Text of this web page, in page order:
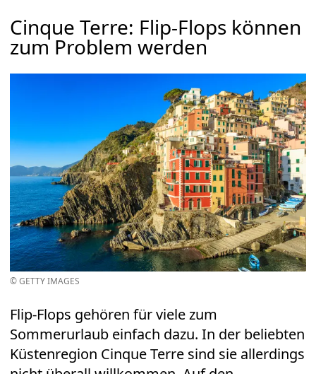
Cinque Terre: Flip-Flops können
zum Problem werden
© GETTY IMAGES
Flip-Flops gehören für viele zum
Sommerurlaub einfach dazu. In der beliebten
Küstenregion Cinque Terre sind sie allerdings